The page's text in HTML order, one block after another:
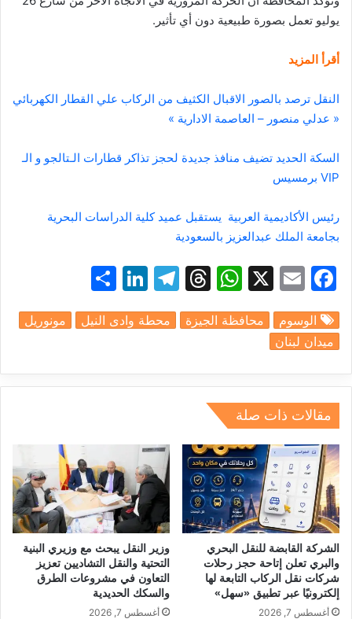
يوليو تعمل بصورة طبيعية دون أي تأثير.
أقرأ المزيد
النقل ترصد بالصور الاقبال الكثيف من الركاب علي القطار الكهربائي
« عدلي منصور – العاصمة الادارية »
السكة الحديد تضيف منافذ جديدة لحجز تذاكر قطارات الـتالجو و الـ
VIP برمسيس
رئيس الأكاديمية العربية يستقبل عميد كلية الدراسات البحرية
بجامعة الملك عبدالعزيز بالسعودية
F
c
e
b
o
o
k
E
ai
l
X
W
at
A
p
T
e
d
T
e
a
Li
k
dI
ar
الوسوم محافظة الجيزة محطة وادى النيل
مونوريل
ميدان لبنان
مقالات ذات صلة
الشركة القابضة للنقل البحري
والبري تعلن إتاحة حجز رحلات
شركات نقل الركاب التابعة لها
إلكترونيًا عبر تطبيق «سهل»
أغسطس 7, 2026
وزير النقل يبحث مع وزيري البنية
التحتية والنقل التشاديين تعزيز
التعاون في مشروعات الطرق
والسكك الحديدية
أغسطس 7, 2026